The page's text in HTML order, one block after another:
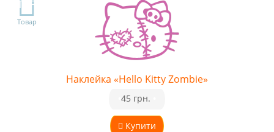
TOP
Товар
Наклейка «Hello Kitty Zombie»
Купити
45 грн.